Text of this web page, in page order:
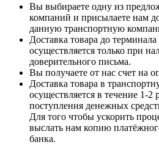
Вы выбираете одну из
компаний и присылаете нам
данную транспортную
Доставка товара до
осуществляется только при
доверительного письма.
Вы получаете от нас счет на
Доставка товара в
осуществляется в течение 1-2
поступления денежных
Для того чтобы ускорить
выслать нам копию
банка.